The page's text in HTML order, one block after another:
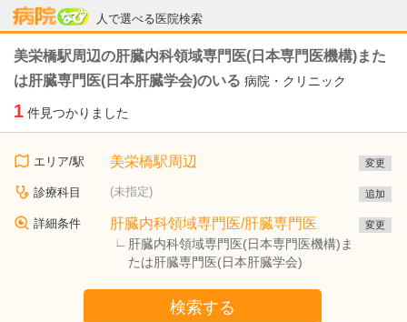
人で選べる医院検索
病院なび
美栄橋駅周辺の肝臓内科領域専門医(日本専門医機構)また
は肝臓専門医(日本肝臓学会)のいる 病院・クリニック
1 件見つかりました
エリア/駅 美栄橋駅周辺 変更
診療科目 (未指定) 追加
詳細条件 肝臓内科領域専門医/肝臓専門医
肝臓内科領域専門医(日本専門医機構)ま
たは肝臓専門医(日本肝臓学会)
変更
検索する